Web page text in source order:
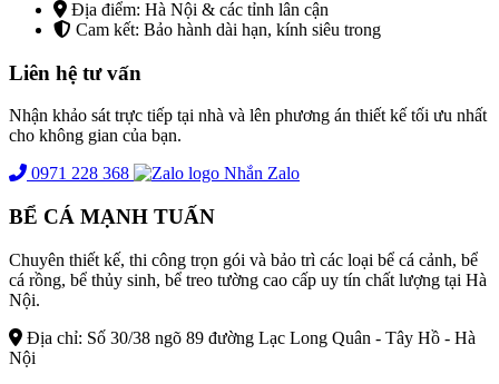
Địa điểm: Hà Nội & các tỉnh lân cận
Cam kết: Bảo hành dài hạn, kính siêu trong
Liên hệ tư vấn
Nhận khảo sát trực tiếp tại nhà và lên phương án thiết kế tối ưu nhất
cho không gian của bạn.
0971 228 368
Nhắn Zalo
BỂ CÁ MẠNH TUẤN
Chuyên thiết kế, thi công trọn gói và bảo trì các loại bể cá cảnh, bể
cá rồng, bể thủy sinh, bể treo tường cao cấp uy tín chất lượng tại Hà
Nội.
Địa chỉ: Số 30/38 ngõ 89 đường Lạc Long Quân - Tây Hồ - Hà
Nội